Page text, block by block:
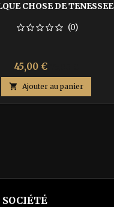
CHOSE DE TENESSEE
(0)
Prix
45,00 €
base
 Ajouter au panier